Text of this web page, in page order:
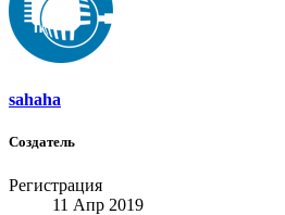
sahaha
Создатель
Регистрация
11 Апр 2019